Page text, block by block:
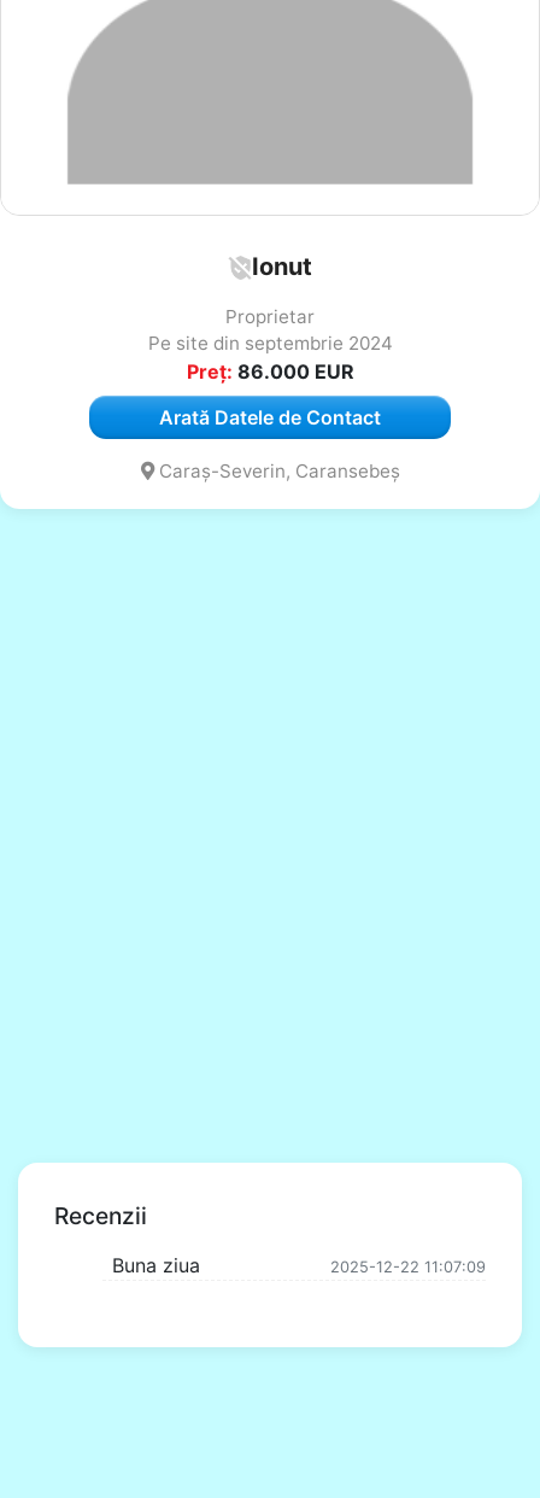
Ionut
Proprietar
Pe site din septembrie 2024
Preț: 86.000 EUR
Arată Datele de Contact
Caraș-Severin, Caransebeș
Recenzii
2025-12-22 11:07:09
Buna ziua